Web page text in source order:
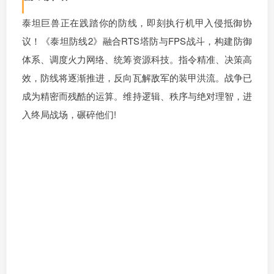
泰坦巨兽正在践踏你的防线，即刻执行机甲入侵抵御协
议！《泰坦防线2》融合RTS塔防与FPS战斗，构建防御
体系、调度火力网络、统筹资源科技。指令精准、决策高
效，防线将逐渐推进，反向瓦解敌军的装甲洪流。战争已
成为精密而残酷的运算。维持逻辑、秩序与绝对理智，进
入终局战场，碾碎他们!